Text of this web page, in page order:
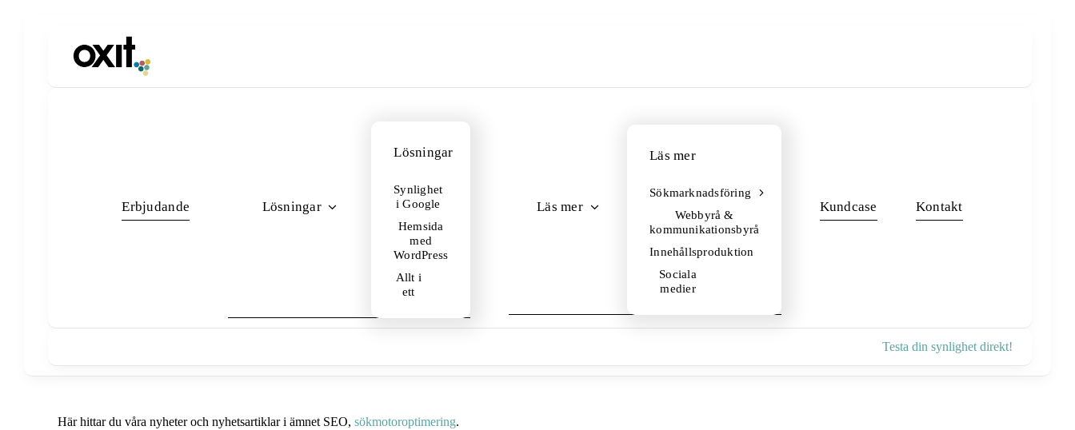
Erbjudande Lösningar
Lösningar
Synlighet
i Google
Hemsida
med
WordPress
Allt i
ett
Läs mer
Läs mer
Sökmarknadsföring
Webbyrå &
kommunikationsbyrå
Innehållsproduktion
Sociala
medier
Kundcase Kontakt
Testa din synlighet direkt!
Här hittar du våra nyheter och nyhetsartiklar i ämnet SEO, sökmotoroptimering.